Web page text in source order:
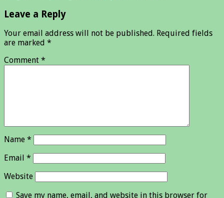
Leave a Reply
Your email address will not be published. Required fields
are marked *
Comment *
Name *
Email *
Website
Save my name, email, and website in this browser for